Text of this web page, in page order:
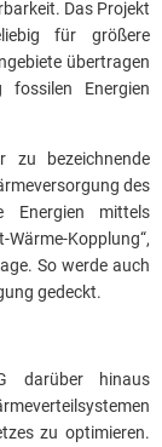
Das Projekt
für größere
übertragen
Energien
zu bezeichnende
des
Energien mittels
Kopplung“,
So werde auch
gedeckt.
darüber hinaus
zu optimieren.